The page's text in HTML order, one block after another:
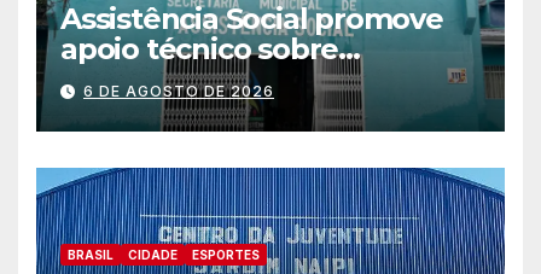
Assistência Social promove
apoio técnico sobre
preparação e resposta a
situações de emergência e
calamidade pública
6 DE AGOSTO DE 2026
BRASIL CIDADE ESPORTES